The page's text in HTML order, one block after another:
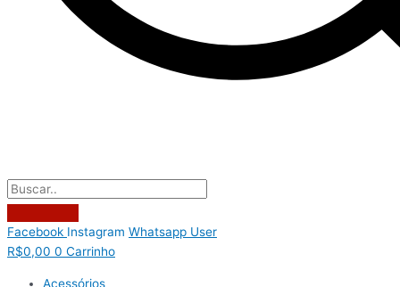
Facebook Instagram Whatsapp User
R$0,00 0 Carrinho
Acessórios